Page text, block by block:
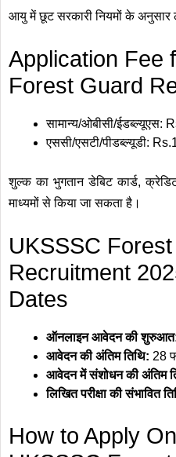
आयु में छूट सरकारी नियमों के अनुसार
Application Fee
Forest Guard
सामान्य/ओबीसी/ईडब्ल्यूएस:
एससी/एसटी/पीडब्ल्यूडी:
शुल्क का भुगतान डेबिट कार्ड,
माध्यमों से किया जा सकता है।
UKSSSC
Recruitment
Dates
ऑनलाइन आवेदन की
आवेदन की अंतिम तिथि: 28
आवेदन में संशोधन की अंतिम
लिखित परीक्षा की संभावित
How to Apply